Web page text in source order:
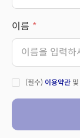
이름
(필수) 이용약관 및